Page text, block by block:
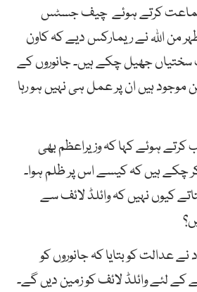
کرتے ہوئے چیف جسٹس
من اللہ نے ریمارکس دیے کہ کاون
جھیل چکے ہیں۔ جانوروں کے
ہیں ان پر عمل ہی نہیں ہو رہا
ہوئے کہا کہ وزیراعظم بھی
چکے ہیں کہ کیسے اس پر ظلم ہوا۔
کیوں نہیں کہ وائلڈ لائف سے
عدالت کو بتایا کہ جانوروں کو
کے لئے وائلڈ لائف کو زمین دیں گے۔